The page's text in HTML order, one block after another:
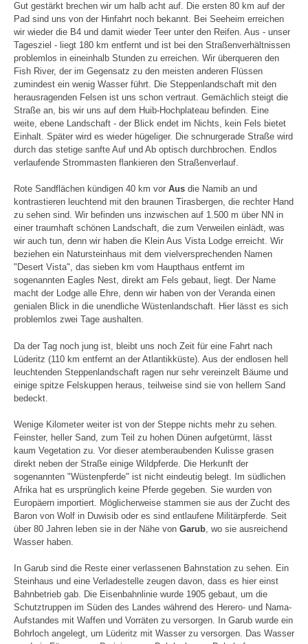
Gut gestärkt brechen wir um halb acht auf. Die ersten 80 km auf der
Pad sind uns von der Hinfahrt noch bekannt. Bei Seeheim erreichen
wir wieder die B4 und damit wieder Teer unter den Reifen. Aus - unser
Tagesziel - liegt 180 km entfernt und ist bei den Straßenverhältnissen
problemlos in eineinhalb Stunden zu erreichen. Wir überqueren den
Fish River, der im Gegensatz zu den meisten anderen Flüssen
zumindest ein wenig Wasser führt. Die Steppenlandschaft mit den
herausragenden Felsen ist uns schon vertraut. Gemächlich steigt die
Straße an, bis wir uns auf dem Huib-Hochplateau befinden. Eine
weite, ebene Landschaft - der Blick endet im Nichts, kein Fels bietet
Einhalt. Später wird es wieder hügeliger. Die schnurgerade Straße wird
durch das stetige sanfte Auf und Ab optisch durchbrochen. Endlos
verlaufende Strommasten flankieren den Straßenverlauf.
Rote Sandflächen kündigen 40 km vor Aus die Namib an und
kontrastieren leuchtend mit den braunen Tirasbergen, die rechter Hand
zu sehen sind. Wir befinden uns inzwischen auf 1.500 m über NN in
einer traumhaft schönen Landschaft, die zum Verweilen einlädt, was
wir auch tun, denn wir haben die Klein Aus Vista Lodge erreicht. Wir
beziehen ein Natursteinhaus mit dem vielversprechenden Namen
"Desert Vista", das sieben km vom Haupthaus entfernt im
sogenannten Eagles Nest, direkt am Fels gebaut, liegt. Der Name
macht der Lodge alle Ehre, denn wir haben von der Veranda einen
genialen Blick in die unendliche Wüstenlandschaft. Hier lässt es sich
problemlos zwei Tage aushalten.
Da der Tag noch jung ist, bleibt uns noch Zeit für eine Fahrt nach
Lüderitz (110 km entfernt an der Atlantikküste). Aus der endlosen hell
leuchtenden Steppenlandschaft ragen nur sehr vereinzelt Bäume und
einige spitze Felskuppen heraus, teilweise sind sie von hellem Sand
bedeckt.
Wenige Kilometer weiter ist von der Steppe nichts mehr zu sehen.
Feinster, heller Sand, zum Teil zu hohen Dünen aufgetürmt, lässt
kaum Vegetation zu. Vor dieser atemberaubenden Kulisse grasen
direkt neben der Straße einige Wildpferde. Die Herkunft der
sogenannten "Wüstenpferde" ist nicht eindeutig belegt. Im südlichen
Afrika hat es ursprünglich keine Pferde gegeben. Sie wurden von
Europäern importiert. Möglicherweise stammen sie aus der Zucht des
Baron von Wolf in Duwisib oder es sind entlaufene Militärpferde. Seit
über 80 Jahren leben sie in der Nähe von Garub , wo sie ausreichend
Wasser haben.
In Garub sind die Reste einer verlassenen Bahnstation zu sehen. Ein
Steinhaus und eine Verladestelle zeugen davon, dass es hier einst
Bahnbetrieb gab. Die Eisenbahnlinie wurde 1905 gebaut, um die
Schutztruppen im Süden des Landes während des Herero- und Nama-
Aufstandes mit Waffen und Vorräten zu versorgen. In Garub wurde ein
Bohrloch angelegt, um Lüderitz mit Wasser zu versorgen. Das Wasser